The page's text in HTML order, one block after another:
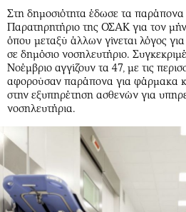
Στη δημοσιότητα έδωσε τα
Παρατηρητήριο της ΟΣΑΚ για τον
όπου μεταξύ άλλων γίνεται λόγος για
σε δημόσιο νοσηλευτήριο.
Νοέμβριο αγγίζουν τα 47, με τις
αφορούσαν παράπονα για φάρμακα
στην εξυπηρέτηση ασθενών για
νοσηλευτήρια.